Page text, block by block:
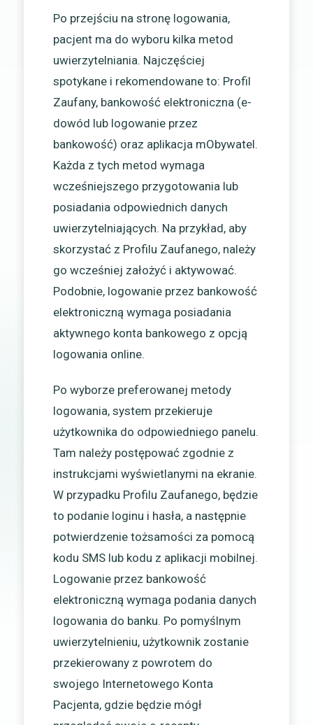
Po przejściu na stronę logowania,
pacjent ma do wyboru kilka metod
uwierzytelniania. Najczęściej
spotykane i rekomendowane to: Profil
Zaufany, bankowość elektroniczna (e-
dowód lub logowanie przez
bankowość) oraz aplikacja mObywatel.
Każda z tych metod wymaga
wcześniejszego przygotowania lub
posiadania odpowiednich danych
uwierzytelniających. Na przykład, aby
skorzystać z Profilu Zaufanego, należy
go wcześniej założyć i aktywować.
Podobnie, logowanie przez bankowość
elektroniczną wymaga posiadania
aktywnego konta bankowego z opcją
logowania online.
Po wyborze preferowanej metody
logowania, system przekieruje
użytkownika do odpowiedniego panelu.
Tam należy postępować zgodnie z
instrukcjami wyświetlanymi na ekranie.
W przypadku Profilu Zaufanego, będzie
to podanie loginu i hasła, a następnie
potwierdzenie tożsamości za pomocą
kodu SMS lub kodu z aplikacji mobilnej.
Logowanie przez bankowość
elektroniczną wymaga podania danych
logowania do banku. Po pomyślnym
uwierzytelnieniu, użytkownik zostanie
przekierowany z powrotem do
swojego Internetowego Konta
Pacjenta, gdzie będzie mógł